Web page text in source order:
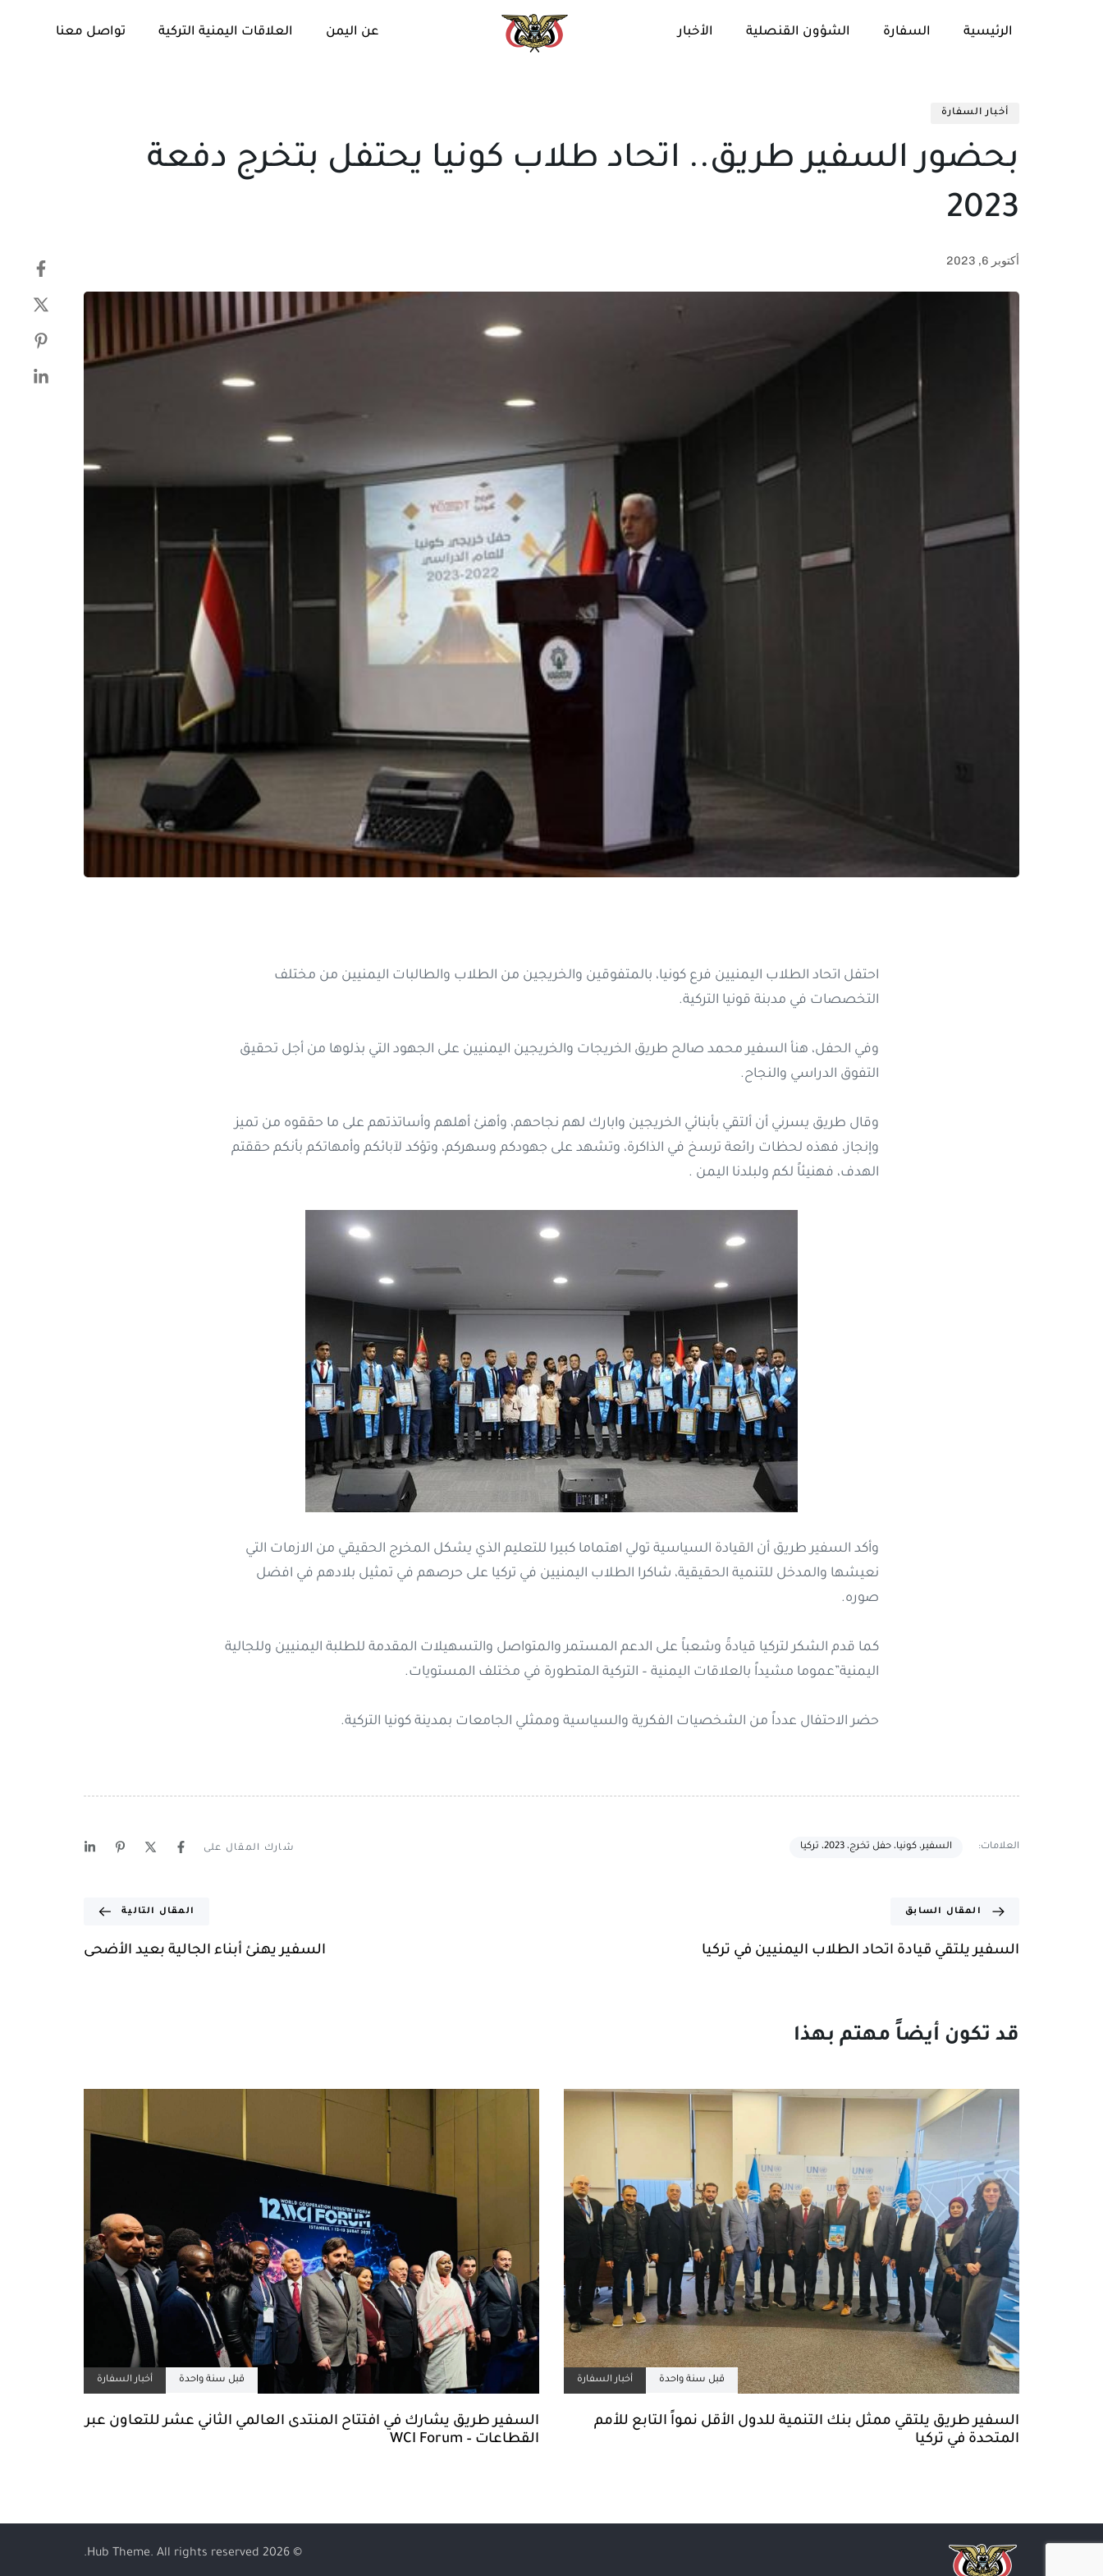
الرئيسية السفارة الشؤون القنصلية الأخبار عن اليمن العلاقات اليمنية التركية تواصل معنا
أخبار السفارة
بحضور السفير طريق.. اتحاد طلاب كونيا يحتفل بتخرج دفعة
2023
أكتوبر 6, 2023
احتفل اتحاد الطلاب اليمنيين فرع كونيا، بالمتفوقين والخريجين من الطلاب والطالبات اليمنيين من مختلف
التخصصات في مدبنة قونيا التركية.
وفي الحفل، هنأ السفير محمد صالح طريق الخريجات والخريجين اليمنيين على الجهود التي بذلوها من أجل تحقيق
التفوق الدراسي والنجاح.
وقال طريق يسرني أن ألتقي بأبنائي الخريجين وابارك لهم نجاحهم، وأهنئ أهلهم وأساتذتهم على ما حققوه من تميز
وإنجاز، فهذه لحظات رائعة ترسخ في الذاكرة، وتشهد على جهودكم وسهركم، وتؤكد لآبائكم وأمهاتكم بأنكم حققتم
الهدف، فهنيئاً لكم ولبلدنا اليمن .
وأكد السفير طريق أن القيادة السياسية تولي اهتماما كبيرا للتعليم الذي يشكل المخرج الحقيقي من الازمات التي
نعيشها والمدخل للتنمية الحقيقية، شاكرا الطلاب اليمنيين في تركيا على حرصهم في تمثيل بلادهم في افضل
صوره.
كما قدم الشكر لتركيا قيادةً وشعباً على الدعم المستمر والمتواصل والتسهيلات المقدمة للطلبة اليمنيين وللجالية
اليمنية”عموما مشيداً بالعلاقات اليمنية – التركية المتطورة في مختلف المستويات.
حضر الاحتفال عدداً من الشخصيات الفكرية والسياسية وممثلي الجامعات بمدينة كونيا التركية.
العلامات: السفير، كونيا، حفل تخرج، 2023، تركيا شارك المقال على
المقال السابق
السفير يلتقي قيادة اتحاد الطلاب اليمنيين في تركيا
المقال التالية
السفير يهنئ أبناء الجالية بعيد الأضحى
قبل سنة واحدة أخبار السفارة
السفير طريق يلتقي ممثل بنك التنمية للدول الأقل نمواً التابع للأمم
المتحدة في تركيا
قبل سنة واحدة أخبار السفارة
السفير طريق يشارك في افتتاح المنتدى العالمي الثاني عشر للتعاون عبر
القطاعات – WCI Forum
© 2026 Hub Theme. All rights reserved.